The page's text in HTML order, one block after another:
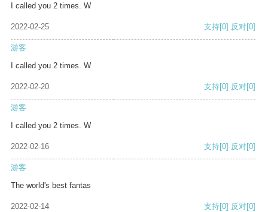
I called you 2 times. W
2022-02-25 支持[0] 反对[0]
游客
I called you 2 times. W
2022-02-20 支持[0] 反对[0]
游客
I called you 2 times. W
2022-02-16 支持[0] 反对[0]
游客
The world's best fantas
2022-02-14 支持[0] 反对[0]